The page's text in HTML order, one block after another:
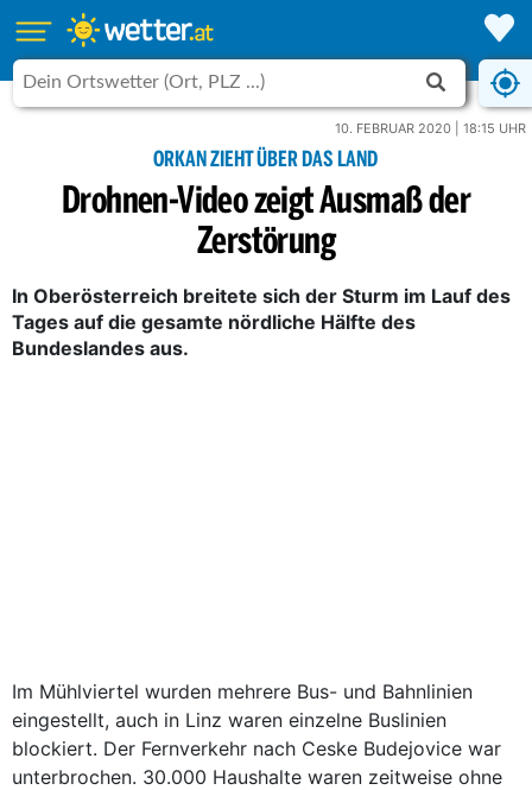
10. FEBRUAR 2020 | 18:15 UHR
ORKAN ZIEHT ÜBER DAS LAND
Drohnen-Video zeigt Ausmaß der
Zerstörung
In Oberösterreich breitete sich der Sturm im Lauf des
Tages auf die gesamte nördliche Hälfte des
Bundeslandes aus.
Im Mühlviertel wurden mehrere Bus- und Bahnlinien
eingestellt, auch in Linz waren einzelne Buslinien
blockiert. Der Fernverkehr nach Ceske Budejovice war
unterbrochen. 30.000 Haushalte waren zeitweise ohne